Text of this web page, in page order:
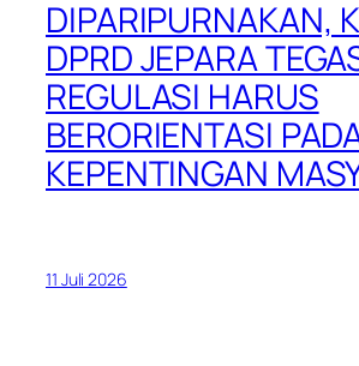
DIPARIPURNAKAN,
DPRD JEPARA
REGULASI HARUS
BERORIENTASI
KEPENTINGAN
11 Juli 2026